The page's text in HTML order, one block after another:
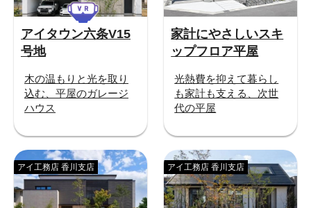
アイタウン六条V15
号地
木の温もりと光を取り
込む、平屋のガレージ
ハウス
家計にやさしいスキ
ップフロア平屋
光熱費を抑えて暮らし
も家計も支える、次世
代の平屋
アイ工務店 香川支店 アイ工務店 香川支店